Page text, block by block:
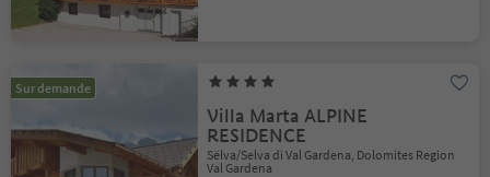
Sur demande
Villa Marta ALPINE
RESIDENCE
Sëlva/Selva di Val Gardena, Dolomites Region
Val Gardena